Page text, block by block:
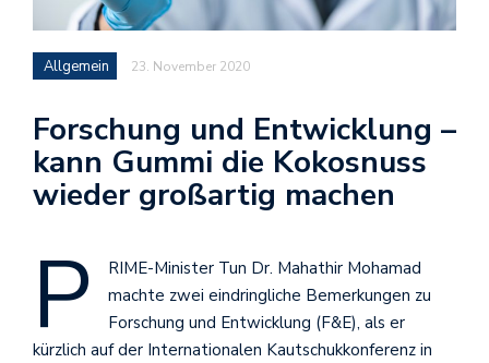
Allgemein 23. November 2020
Forschung und Entwicklung –
kann Gummi die Kokosnuss
wieder großartig machen
P
RIME-Minister Tun Dr. Mahathir Mohamad
machte zwei eindringliche Bemerkungen zu
Forschung und Entwicklung (F&E), als er
kürzlich auf der Internationalen Kautschukkonferenz in